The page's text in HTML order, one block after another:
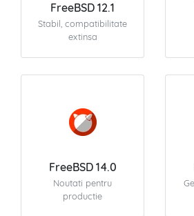
FreeBSD 12.1
Stabil, compatibilitate
extinsa
FreeBSD 14.0
Noutati pentru
productie